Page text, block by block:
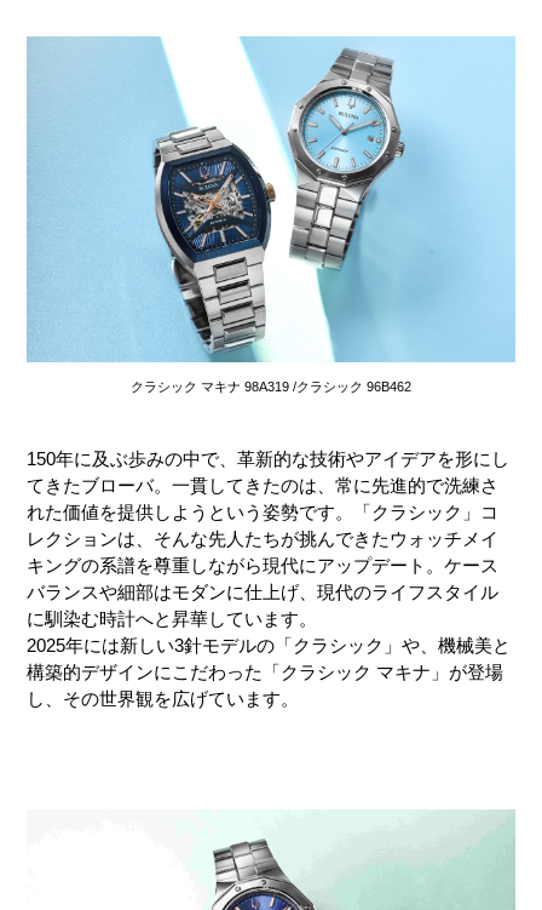
クラシック マキナ 98A319 /クラシック 96B462
150年に及ぶ歩みの中で、革新的な技術やアイデアを形にし
てきたブローバ。一貫してきたのは、常に先進的で洗練さ
れた価値を提供しようという姿勢です。「クラシック」コ
レクションは、そんな先人たちが挑んできたウォッチメイ
キングの系譜を尊重しながら現代にアップデート。ケース
バランスや細部はモダンに仕上げ、現代のライフスタイル
に馴染む時計へと昇華しています。
2025年には新しい3針モデルの「クラシック」や、機械美と
構築的デザインにこだわった「クラシック マキナ」が登場
し、その世界観を広げています。